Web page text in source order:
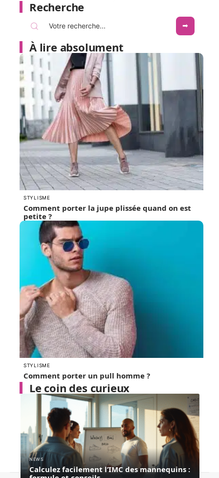
Recherche
À lire absolument
STYLISME
Comment porter la jupe plissée quand on est
petite ?
STYLISME
Comment porter un pull homme ?
Le coin des curieux
NEWS
Calculez facilement l’IMC des mannequins :